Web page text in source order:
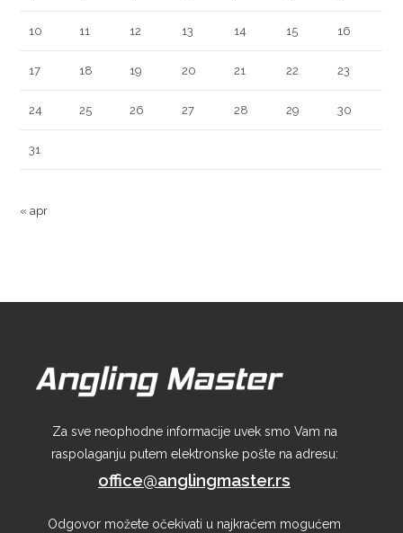
10 11 12 13 14 15 16
17 18 19 20 21 22 23
24 25 26 27 28 29 30
31
« apr
Za sve neophodne informacije uvek smo Vam na
raspolaganju putem elektronske pošte na adresu:
office@anglingmaster.rs
Odgovor možete očekivati u najkraćem mogućem